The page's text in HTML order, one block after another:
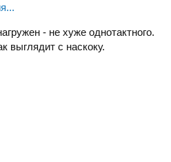
- не хуже однотактного.
выглядит с наскоку.